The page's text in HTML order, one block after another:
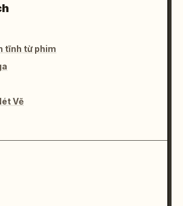
tĩnh từ phim
Vẽ